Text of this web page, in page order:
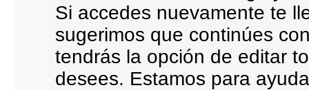
Si accedes nuevamente te
sugerimos que continúes
tendrás la opción de editar
desees. Estamos para